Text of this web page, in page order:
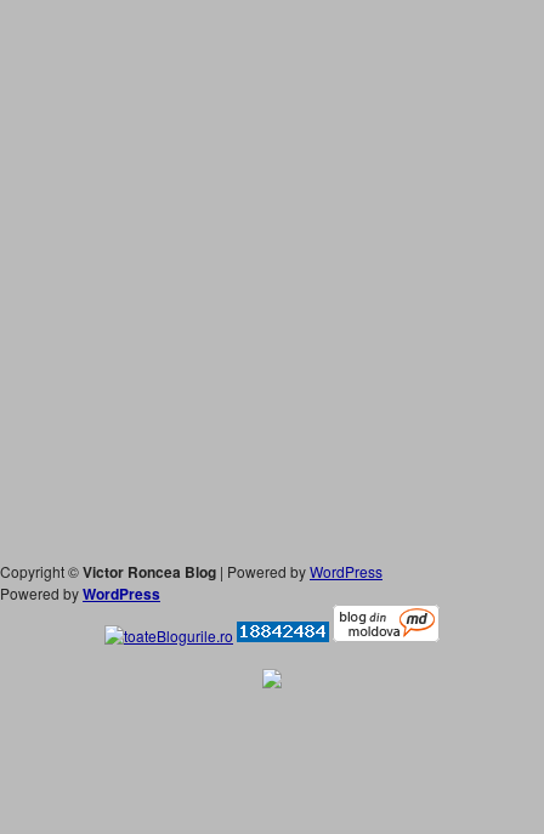
Copyright ©Victor Roncea Blog | Powered byWordPress
Powered byWordPress